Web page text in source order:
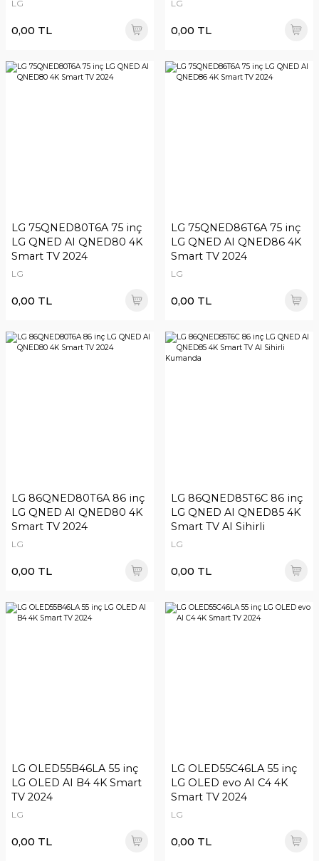
LG
0,00 TL
LG
0,00 TL
LG 75QNED80T6A 75 inç
LG QNED AI QNED80 4K
Smart TV 2024
LG
0,00 TL
LG 75QNED86T6A 75 inç
LG QNED AI QNED86 4K
Smart TV 2024
LG
0,00 TL
LG 86QNED80T6A 86 inç
LG QNED AI QNED80 4K
Smart TV 2024
LG
0,00 TL
LG 86QNED85T6C 86 inç
LG QNED AI QNED85 4K
Smart TV AI Sihirli
Kumanda
LG
0,00 TL
LG OLED55B46LA 55 inç
LG OLED AI B4 4K Smart
TV 2024
LG
0,00 TL
LG OLED55C46LA 55 inç
LG OLED evo AI C4 4K
Smart TV 2024
LG
0,00 TL